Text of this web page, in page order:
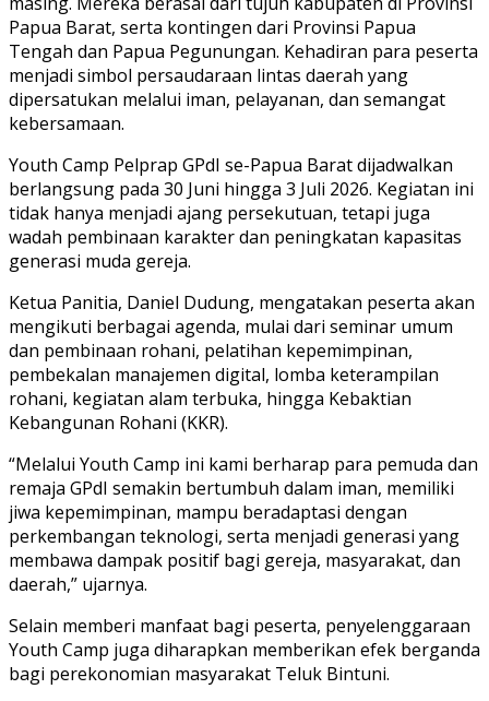
Papua Barat, serta kontingen dari Provinsi Papua
Tengah dan Papua Pegunungan. Kehadiran para peserta
menjadi simbol persaudaraan lintas daerah yang
dipersatukan melalui iman, pelayanan, dan semangat
kebersamaan.
Youth Camp Pelprap GPdI se-Papua Barat dijadwalkan
berlangsung pada 30 Juni hingga 3 Juli 2026. Kegiatan ini
tidak hanya menjadi ajang persekutuan, tetapi juga
wadah pembinaan karakter dan peningkatan kapasitas
generasi muda gereja.
Ketua Panitia, Daniel Dudung, mengatakan peserta akan
mengikuti berbagai agenda, mulai dari seminar umum
dan pembinaan rohani, pelatihan kepemimpinan,
pembekalan manajemen digital, lomba keterampilan
rohani, kegiatan alam terbuka, hingga Kebaktian
Kebangunan Rohani (KKR).
“Melalui Youth Camp ini kami berharap para pemuda dan
remaja GPdI semakin bertumbuh dalam iman, memiliki
jiwa kepemimpinan, mampu beradaptasi dengan
perkembangan teknologi, serta menjadi generasi yang
membawa dampak positif bagi gereja, masyarakat, dan
daerah,” ujarnya.
Selain memberi manfaat bagi peserta, penyelenggaraan
Youth Camp juga diharapkan memberikan efek berganda
bagi perekonomian masyarakat Teluk Bintuni.